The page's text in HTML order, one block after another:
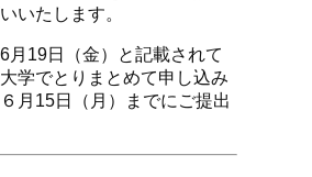
いたします。
19日（金）と記載されて
学でとりまとめて申し込み
月15日（月）までにご提出